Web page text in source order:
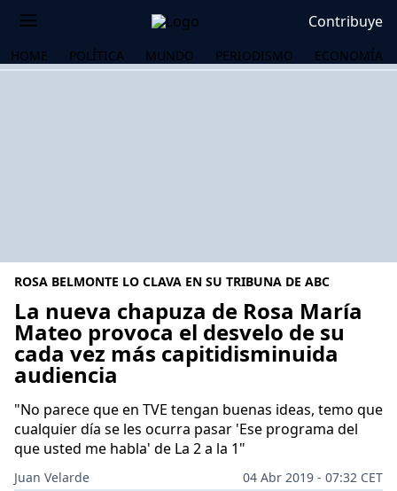
Contribuye
HOME POLÍTICA MUNDO PERIODISMO ECONOMÍA
ROSA BELMONTE LO CLAVA EN SU TRIBUNA DE ABC
La nueva chapuza de Rosa María
Mateo provoca el desvelo de su
cada vez más capitidisminuida
audiencia
"No parece que en TVE tengan buenas ideas, temo que
cualquier día se les ocurra pasar 'Ese programa del
que usted me habla' de La 2 a la 1"
Juan Velarde
04 Abr 2019 - 07:32 CET